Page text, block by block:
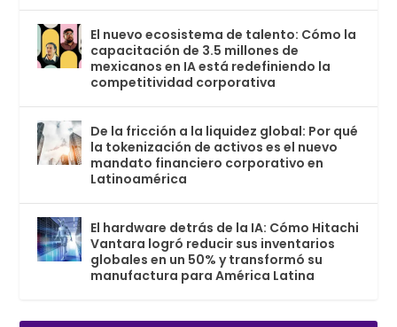
El nuevo ecosistema de talento: Cómo la
capacitación de 3.5 millones de
mexicanos en IA está redefiniendo la
competitividad corporativa
De la fricción a la liquidez global: Por qué
la tokenización de activos es el nuevo
mandato financiero corporativo en
Latinoamérica
El hardware detrás de la IA: Cómo Hitachi
Vantara logró reducir sus inventarios
globales en un 50% y transformó su
manufactura para América Latina